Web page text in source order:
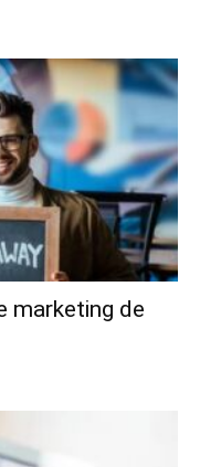
marketing de